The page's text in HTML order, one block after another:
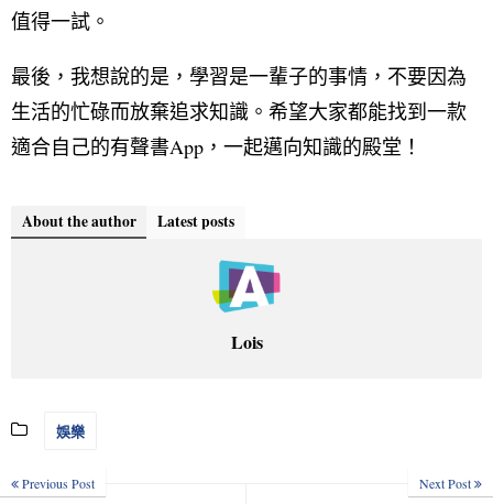
值得一試。
最後，我想說的是，學習是一輩子的事情，不要因為
生活的忙碌而放棄追求知識。希望大家都能找到一款
適合自己的有聲書App，一起邁向知識的殿堂！
About the author Latest posts
Lois
娛樂
Previous Post Next Post